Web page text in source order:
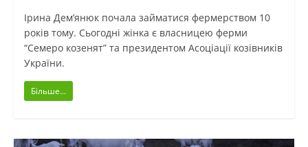
Ірина Дем’янюк почала займатися фермерством 10
років тому. Сьогодні жінка є власницею ферми
“Семеро козенят” та президентом Асоціації козівників
України.
Більше...